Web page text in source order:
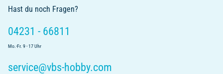
Hast du noch Fragen?
04231 - 66811
Mo.-Fr. 9 - 17 Uhr
service@vbs-hobby.com